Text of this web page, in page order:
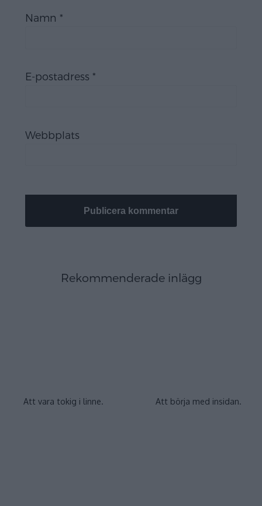
Namn *
E-postadress *
Webbplats
Rekommenderade inlägg
Att vara tokig i linne. Att börja med insidan.